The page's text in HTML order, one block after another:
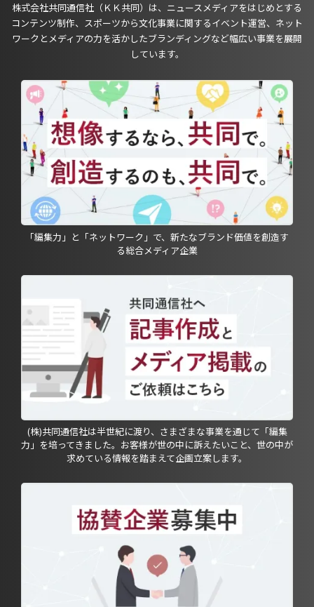
株式会社共同通信社（ＫＫ共同）は、ニュースメディアをはじめとする
コンテンツ制作、スポーツから文化事業に関するイベント運営、ネット
ワークとメディアの力を活かしたブランディングなど幅広い事業を展開
しています。
「編集力」と「ネットワーク」で、新たなブランド価値を創造す
る総合メディア企業
(株)共同通信社は半世紀に渡り、さまざまな事業を通じて「編集
力」を培ってきました。お客様が世の中に訴えたいこと、世の中が
求めている情報を踏まえて企画立案します。